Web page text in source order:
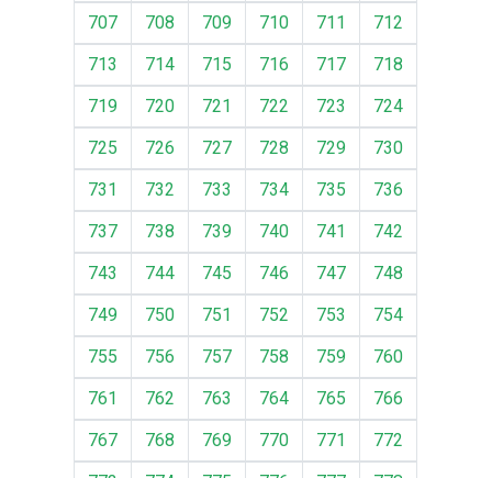
707
708 709 710 711
712
713
714 715 716 717
718
719
720 721 722 723
724
725
726 727 728 729
730
731
732 733 734 735
736
737
738 739 740 741
742
743
744 745 746 747
748
749
750 751 752 753
754
755
756 757 758 759
760
761
762 763 764 765
766
767
768 769 770 771
772